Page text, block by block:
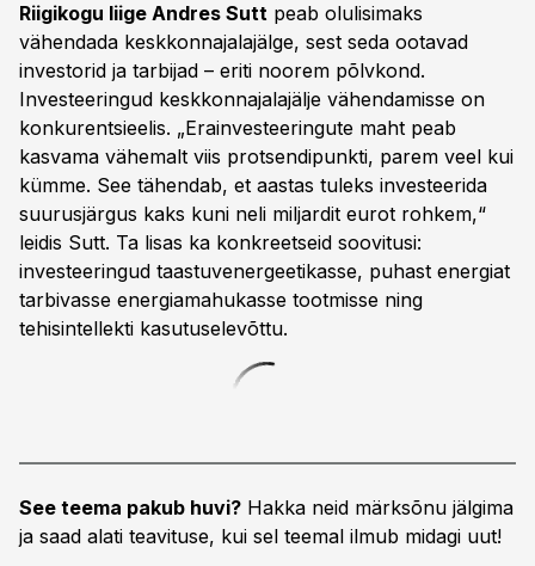
Riigikogu liige Andres Sutt peab olulisimaks
vähendada keskkonnajalajälge, sest seda ootavad
investorid ja tarbijad – eriti noorem põlvkond.
Investeeringud keskkonnajalajälje vähendamisse on
konkurentsieelis. „Erainvesteeringute maht peab
kasvama vähemalt viis protsendipunkti, parem veel kui
kümme. See tähendab, et aastas tuleks investeerida
suurusjärgus kaks kuni neli miljardit eurot rohkem,“
leidis Sutt. Ta lisas ka konkreetseid soovitusi:
investeeringud taastuvenergeetikasse, puhast energiat
tarbivasse energiamahukasse tootmisse ning
tehisintellekti kasutuselevõttu.
See teema pakub huvi? Hakka neid märksõnu jälgima
ja saad alati teavituse, kui sel teemal ilmub midagi uut!